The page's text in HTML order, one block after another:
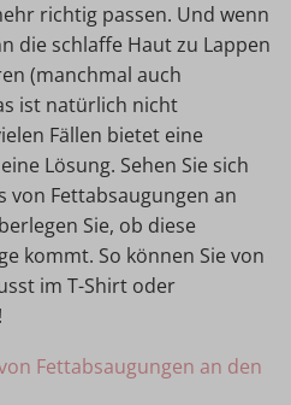
richtig passen. Und wenn
die schlaffe Haut zu Lappen
(manchmal auch
ist natürlich nicht
Fällen bietet eine
Lösung. Sehen Sie sich
von Fettabsaugungen an
Sie, ob diese
kommt. So können Sie von
im T-Shirt oder
Fettabsaugungen an den